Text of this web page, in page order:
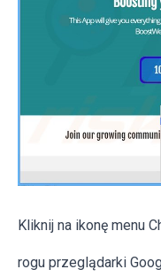
Kliknij na ikonę menu
rogu przeglądarki